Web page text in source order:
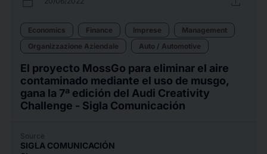
Economics Finance Imprese
Management
Organizzazione Aziendale
Auto / Automotive
El proyecto MossGo para eliminar el aire
contaminado mediante el uso de musgo,
gana la 7ª edición del Audi Creativity
Challenge - Sigla Comunicación
Source
SIGLA COMUNICACIÓN